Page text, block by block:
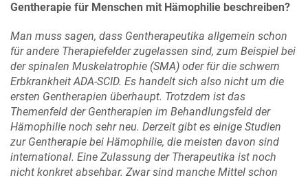
Gentherapie für Menschen mit Hämophilie beschreiben?
Man muss sagen, dass Gentherapeutika allgemein schon
für andere Therapiefelder zugelassen sind, zum Beispiel bei
der spinalen Muskelatrophie (SMA) oder für die schwern
Erbkrankheit ADA-SCID. Es handelt sich also nicht um die
ersten Gentherapien überhaupt. Trotzdem ist das
Themenfeld der Gentherapien im Behandlungsfeld der
Hämophilie noch sehr neu. Derzeit gibt es einige Studien
zur Gentherapie bei Hämophilie, die meisten davon sind
international. Eine Zulassung der Therapeutika ist noch
nicht konkret absehbar. Zwar sind manche Mittel schon